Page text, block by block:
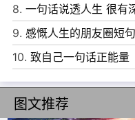
个慈悲善良的女子，安
会生出多少怨。
7、我不会跟你吵架，我
爱，但你非要跟我讲大道
8、喜欢就告白，讨厌就
8. 一句话说透人生 很有
9. 感慨人生的朋友圈短
10. 致自己一句话正能量
图文推荐